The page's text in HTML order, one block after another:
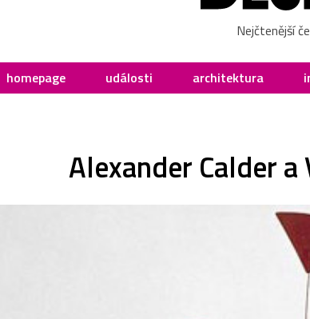
Nejčtenější
homepage události architektura
Alexander Calder